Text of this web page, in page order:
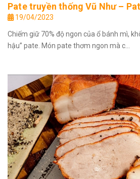
Pate truyền thống Vũ Như –
19/04/2023
Chiếm giữ 70% độ ngon của ổ bánh mì,
hậu” pate. Món pate thơm ngon mà c...